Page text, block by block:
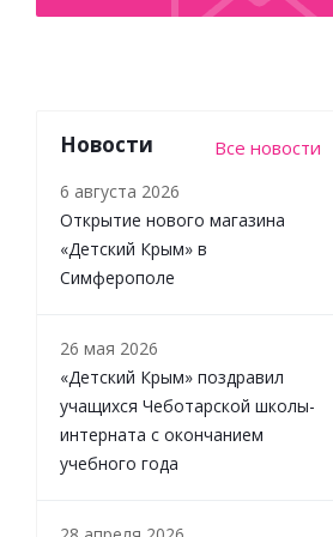
Новости Все новости
6 августа 2026
Открытие нового магазина
«Детский Крым» в
Симферополе
26 мая 2026
«Детский Крым» поздравил
учащихся Чеботарской школы-
интерната с окончанием
учебного года